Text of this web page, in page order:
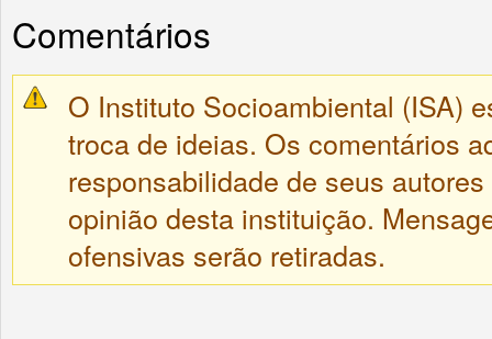
Comentários
O Instituto Socioambiental (ISA)
troca de ideias. Os comentários
responsabilidade de seus
opinião desta instituição.
ofensivas serão retiradas.